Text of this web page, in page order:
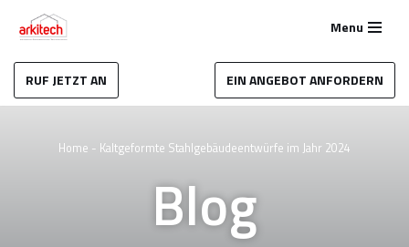
Inhalt
springen
Menu
RUF JETZT AN EIN ANGEBOT ANFORDERN
Home - Kaltgeformte Stahlgebäudeentwürfe im Jahr 2024
Blog